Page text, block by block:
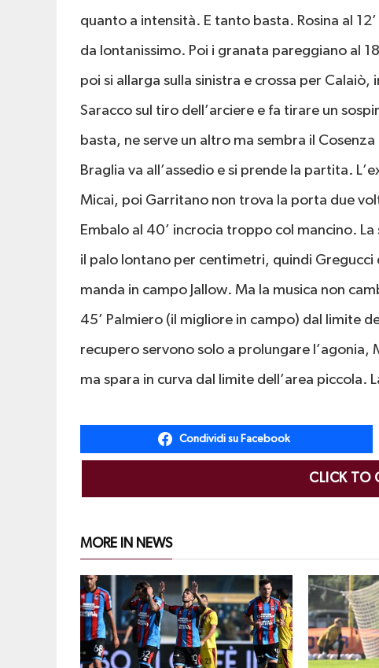
quanto a intensità. E tanto basta. Rosina al
da lontanissimo. Poi i granata pareggiano al
poi si allarga sulla sinistra e crossa per
Saracco sul tiro dell’arciere e fa tirare un
basta, ne serve un altro ma sembra il
Braglia va all’assedio e si prende la partita.
Micai, poi Garritano non trova la porta due
Embalo al 40’ incrocia troppo col mancino.
il palo lontano per centimetri, quindi
manda in campo Jallow. Ma la musica non
45’ Palmiero (il migliore in campo) dal limite
recupero servono solo a prolungare
ma spara in curva dal limite dell’area piccola.
Condividi su Facebook
CLICK TO
MORE IN NEWS